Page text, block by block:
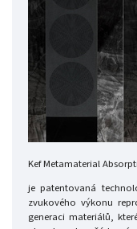
Kef Metamaterial
je patentovaná
zvukového výkonu
generaci materiálů,